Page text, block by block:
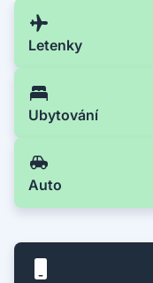
Letenky
Ubytování
Auto